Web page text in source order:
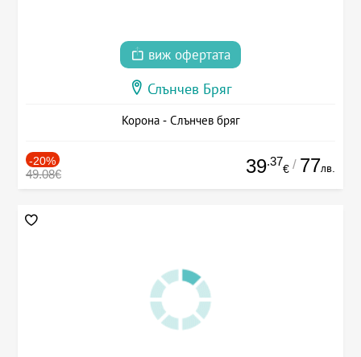
виж офертата
Слънчев Бряг
Корона - Слънчев бряг
-20%
49.08€ 39.37
€ / 77лв.